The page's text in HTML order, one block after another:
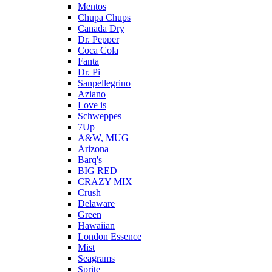
Mentos
Chupa Chups
Canada Dry
Dr. Pepper
Coca Cola
Fanta
Dr. Pi
Sanpellegrino
Aziano
Love is
Schweppes
7Up
A&W, MUG
Arizona
Barq's
BIG RED
CRAZY MIX
Crush
Delaware
Green
Hawaiian
London Essence
Mist
Seagrams
Sprite